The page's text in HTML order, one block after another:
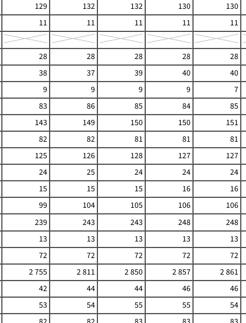
129 132 132 130
130
11 11 11 11
11
28 28 28 28
28
38 37 39 40
40
9 9 9 9
7
83 86 85 84
85
143 149 150 150
151
82 82 81 81
81
125 126 128 127
127
24 25 24 24
24
15 15 15 16
16
99 104 105 106
106
239 243 243 248
248
13 13 13 13
13
72 72 72 72
72
2 755 2 811 2 850 2 857
2 861
42 44 44 46
46
53 54 55 55
54